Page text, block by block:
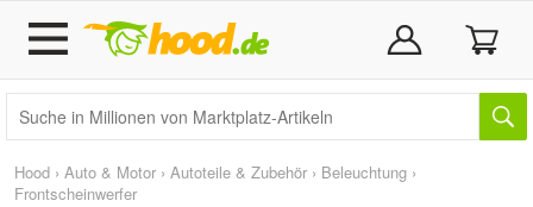
Hood › Auto & Motor › Autoteile & Zubehör › Beleuchtung ›
Frontscheinwerfer